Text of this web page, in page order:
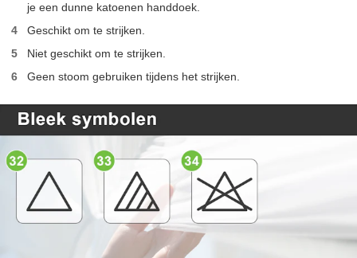
je een dunne katoenen handdoek.
Geschikt om te strijken.
Niet geschikt om te strijken.
Geen stoom gebruiken tijdens het strijken.